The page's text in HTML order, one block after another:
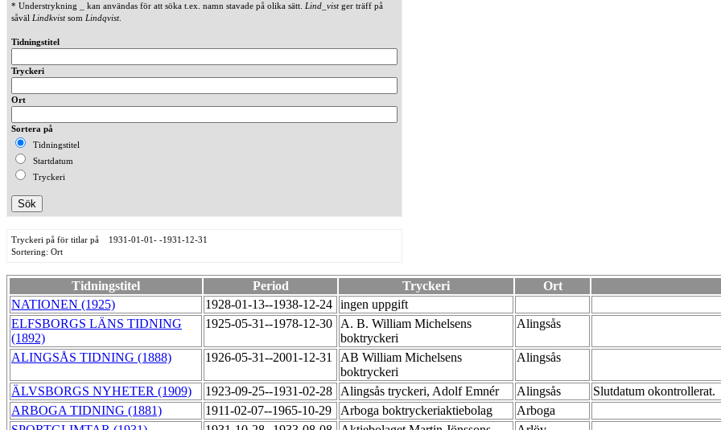
* Understrykning _ kan användas för att söka t.ex. namn stavade på olika sätt. Lind_vistger träff på
såväl Lindkvistsom Lindqvist.
Tidningstitel
Tryckeri
Ort
Sortera på
Tidningstitel
Startdatum
Tryckeri
Tryckeri på för titlar på 1931-01-01- -1931-12-31
Sortering: Ort
Tidningstitel Period Tryckeri Ort
NATIONEN (1925) 1928-01-13--1938-12-24 ingen uppgift
ELFSBORGS LÄNS TIDNING
(1892)
1925-05-31--1978-12-30
A. B. William Michelsens
boktryckeri
Alingsås
ALINGSÅS TIDNING (1888) 1926-05-31--2001-12-31
AB William Michelsens
boktryckeri
Alingsås
ÄLVSBORGS NYHETER (1909) 1923-09-25--1931-02-28 Alingsås tryckeri, Adolf Emnér Alingsås Slutdatum okontrollerat.
ARBOGA TIDNING (1881) 1911-02-07--1965-10-29 Arboga boktryckeriaktiebolag Arboga